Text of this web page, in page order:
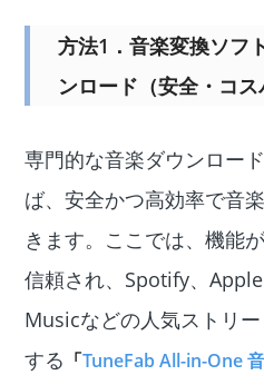
方法1．音楽変換ソフ
ンロード（安全・コス
専門的な音楽ダウンロー
ば、安全かつ高効率で音
きます。ここでは、機能
信頼され、Spotify、
Musicなどの人気ストリ
する 「TuneFab All-in-One